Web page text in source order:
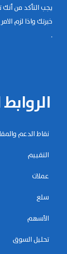
يجب التأكد من
خبرتك واذا لزم
.
نقاط الدعم
التقييم
عملات
سلع
الأسهم
تحليل السوق